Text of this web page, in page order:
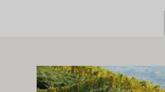
OGSÅ INTERESSERE DEG
Lær mer om dette